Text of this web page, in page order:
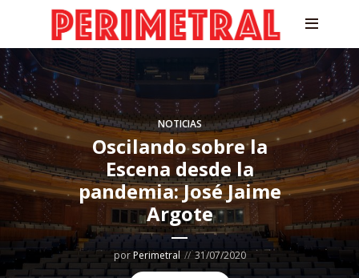
NOTICIAS
Oscilando sobre la
Escena desde la
pandemia: José Jaime
Argote
porPerimetral 31/07/2020